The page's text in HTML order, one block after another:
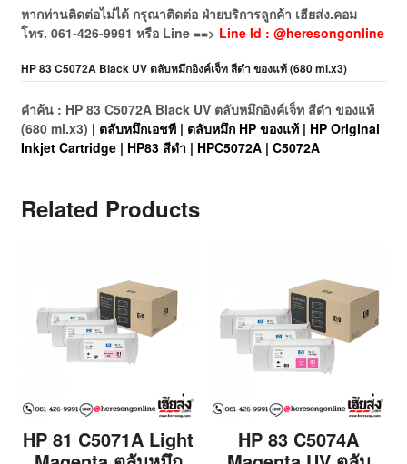
หากท่านติดต่อไม่ได้ กรุณาติดต่อ ฝ่ายบริการลูกค้า เฮียส่ง.คอม
โทร. 061-426-9991 หรือ Line ==> Line Id : @heresongonline
HP 83 C5072A Black UV ตลับหมึกอิงค์เจ็ท สีดำ ของแท้ (680 ml.x3)
คำค้น : HP 83 C5072A Black UV ตลับหมึกอิงค์เจ็ท สีดำ ของแท้
(680 ml.x3) | ตลับหมึกเอชพี | ตลับหมึก HP ของแท้ | HP Original
Inkjet Cartridge | HP83 สีดำ | HPC5072A | C5072A
Related Products
HP 81 C5071A Light
HP 83 C5074A